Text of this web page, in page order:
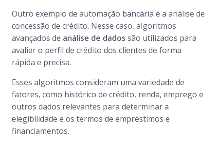
Outro exemplo de automação bancária é a análise de
concessão de crédito. Nesse caso, algoritmos
avançados de análise de dados são utilizados para
avaliar o perfil de crédito dos clientes de forma
rápida e precisa.
Esses algoritmos consideram uma variedade de
fatores, como histórico de crédito, renda, emprego e
outros dados relevantes para determinar a
elegibilidade e os termos de empréstimos e
financiamentos.